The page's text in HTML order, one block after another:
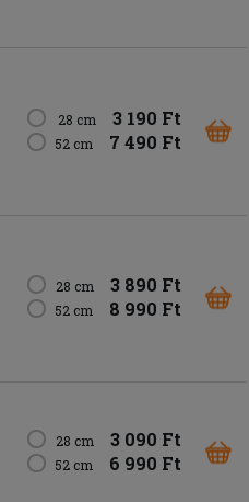
28 cm 3 190 Ft
52 cm 7 490 Ft
28 cm 3 890 Ft
52 cm 8 990 Ft
28 cm 3 090 Ft
52 cm 6 990 Ft